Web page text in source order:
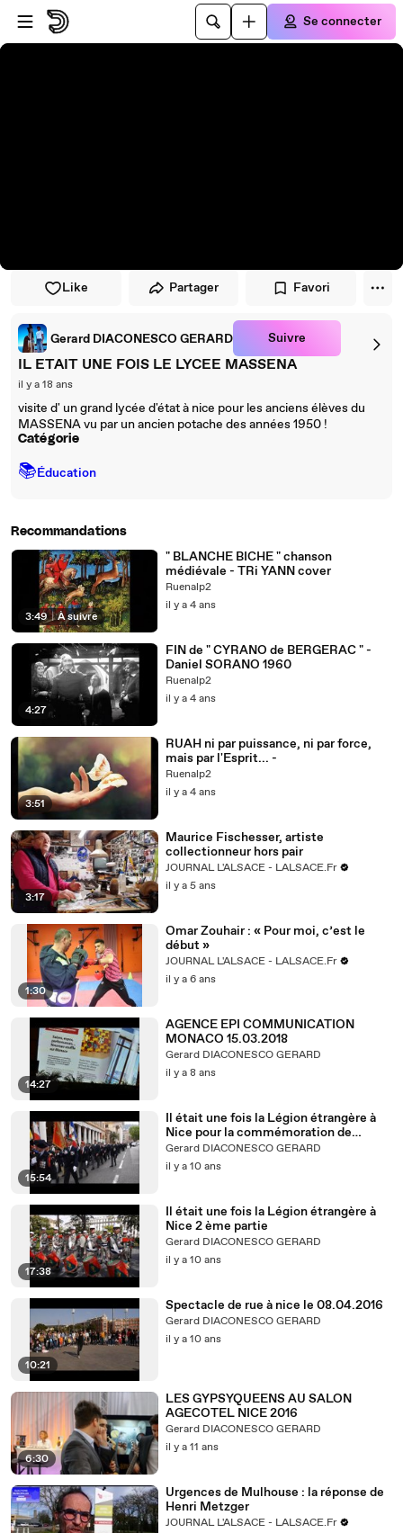
Passer au player
Passer au contenu principal
Se connecter
Like Partager Favori
Gerard DIACONESCO GERARD Suivre
IL ETAIT UNE FOIS LE LYCEE MASSENA
il y a 18 ans
visite d' un grand lycée d'état à nice pour les anciens élèves du
MASSENA vu par un ancien potache des années 1950 !
Catégorie
📚Éducation
Recommandations
3:49 | À suivre
" BLANCHE BICHE " chanson
médiévale - TRi YANN cover
Ruenalp2
il y a 4 ans
4:27
FIN de " CYRANO de BERGERAC " -
Daniel SORANO 1960
Ruenalp2
il y a 4 ans
3:51
RUAH ni par puissance, ni par force,
mais par l'Esprit... -
Ruenalp2
il y a 4 ans
3:17
Maurice Fischesser, artiste
collectionneur hors pair
JOURNAL L'ALSACE - LALSACE.Fr
il y a 5 ans
1:30
Omar Zouhair : « Pour moi, c’est le
début »
JOURNAL L'ALSACE - LALSACE.Fr
il y a 6 ans
14:27
AGENCE EPI COMMUNICATION
MONACO 15.03.2018
Gerard DIACONESCO GERARD
il y a 8 ans
15:54
Il était une fois la Légion étrangère à
Nice pour la commémoration de
Camerone
Gerard DIACONESCO GERARD
il y a 10 ans
17:38
Il était une fois la Légion étrangère à
Nice 2 ème partie
Gerard DIACONESCO GERARD
il y a 10 ans
10:21
Spectacle de rue à nice le 08.04.2016
Gerard DIACONESCO GERARD
il y a 10 ans
6:30
LES GYPSYQUEENS AU SALON
AGECOTEL NICE 2016
Gerard DIACONESCO GERARD
il y a 11 ans
Urgences de Mulhouse : la réponse de
Henri Metzger
JOURNAL L'ALSACE - LALSACE.Fr